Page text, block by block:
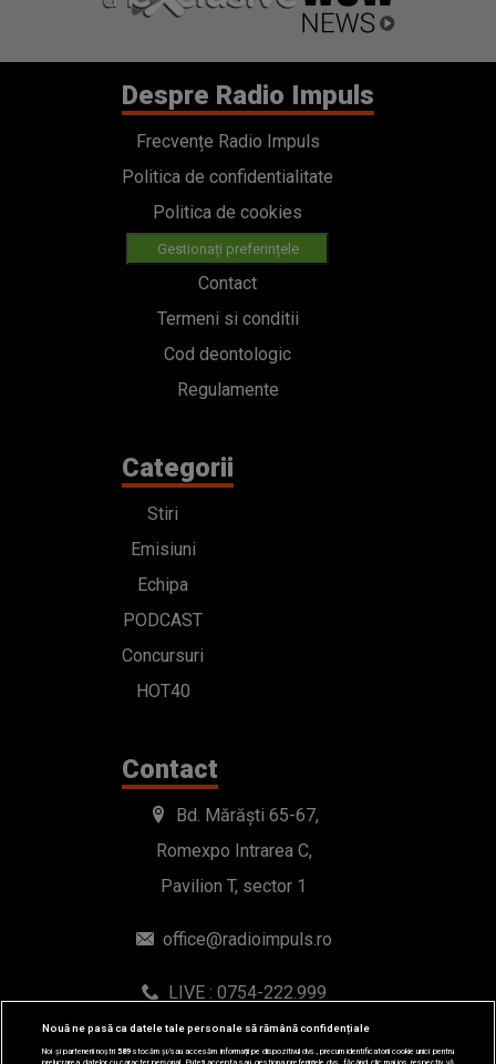
Despre Radio Impuls
Frecvențe Radio Impuls
Politica de confidentialitate
Politica de cookies
Gestionați preferințele
Contact
Termeni si conditii
Cod deontologic
Regulamente
Categorii
Stiri
Emisiuni
Echipa
PODCAST
Concursuri
HOT40
Contact
Bd. Mărăști 65-67,
Romexpo Intrarea C,
Pavilion T, sector 1
office@radioimpuls.ro
LIVE : 0754-222.999
WhatsApp: 0754-222.999
Nouă ne pasă ca datele tale personale să rămână confidențiale
Noi și partenerii noștri589stocăm și/sau accesăm informații pe dispozitivul dvs., precum identificatorii cookie unici pentru
prelucrarea datelor cu caracter personal. Puteți accepta sau gestiona preferințele dvs. făcând clic mai jos, respectiv vă